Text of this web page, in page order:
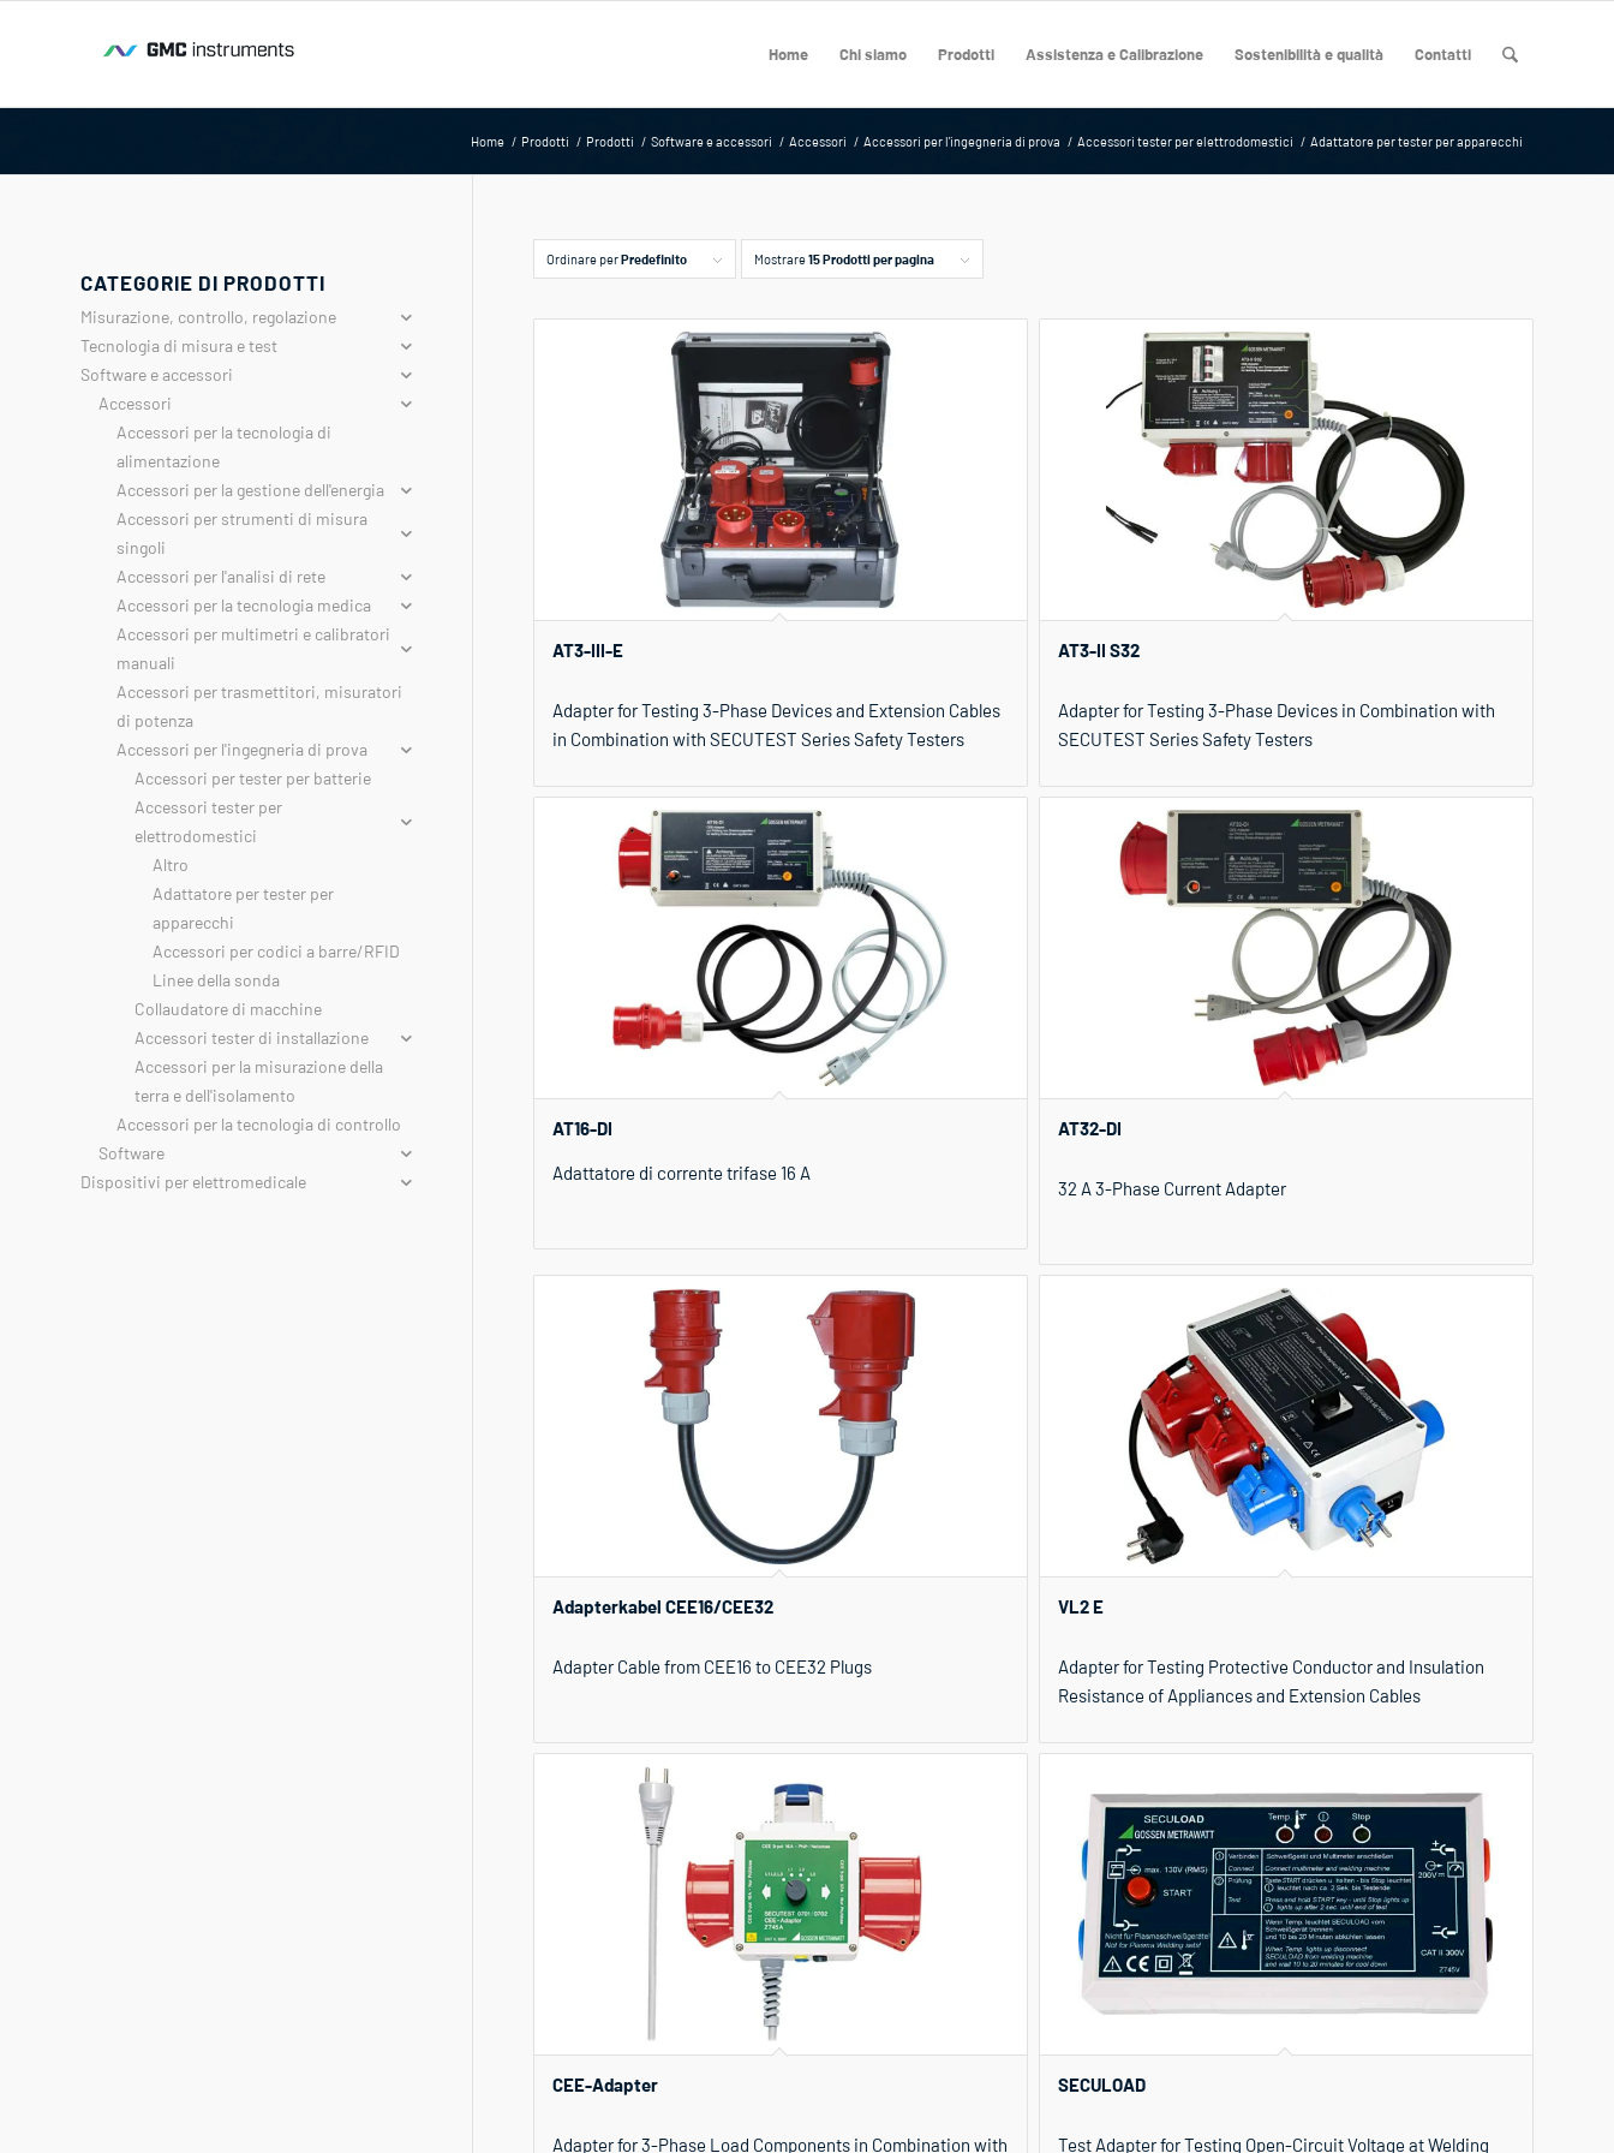
Home Chi siamo Prodotti Assistenza e Calibrazione Sostenibilità e qualità Contatti
Home / Prodotti / Prodotti / Software e accessori / Accessori / Accessori per l'ingegneria di prova / Accessori tester per elettrodomestici / Adattatore per tester per apparecchi
Ordinare perPredefinito Mostrare15 Prodotti per pagina
AT3-III-E
Adapter for Testing 3-Phase Devices and Extension Cables
in Combination with SECUTEST Series Safety Testers
AT3-II S32
Adapter for Testing 3-Phase Devices in Combination with
SECUTEST Series Safety Testers
AT16-DI
Adattatore di corrente trifase 16 A
AT32-DI
32 A 3-Phase Current Adapter
Adapterkabel CEE16/CEE32
Adapter Cable from CEE16 to CEE32 Plugs
VL2 E
Adapter for Testing Protective Conductor and Insulation
Resistance of Appliances and Extension Cables
CEE-Adapter
Adapter for 3-Phase Load Components in Combination with
SECULOAD
Test Adapter for Testing Open-Circuit Voltage at Welding
CATEGORIE DI PRODOTTI
Misurazione, controllo, regolazione
Tecnologia di misura e test
Software e accessori
Accessori
Accessori per la tecnologia di
alimentazione
Accessori per la gestione dell'energia
Accessori per strumenti di misura
singoli
Accessori per l'analisi di rete
Accessori per la tecnologia medica
Accessori per multimetri e calibratori
manuali
Accessori per trasmettitori, misuratori
di potenza
Accessori per l'ingegneria di prova
Accessori per tester per batterie
Accessori tester per
elettrodomestici
Altro
Adattatore per tester per
apparecchi
Accessori per codici a barre/RFID
Linee della sonda
Collaudatore di macchine
Accessori tester di installazione
Accessori per la misurazione della
terra e dell'isolamento
Accessori per la tecnologia di controllo
Software
Dispositivi per elettromedicale